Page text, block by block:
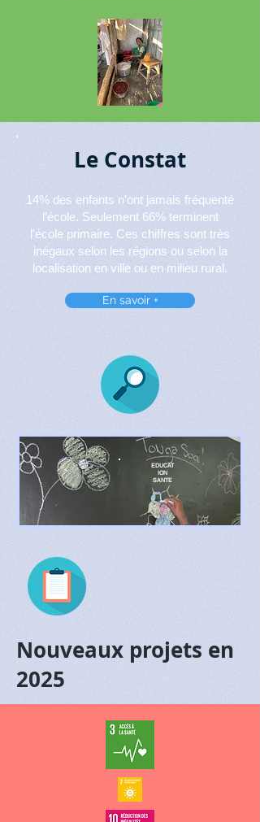
Le Constat
14% des enfants n’ont jamais fréquenté
l’école. Seulement 66% terminent
l'école primaire. Ces chiffres sont très
inégaux selon les régions ou selon la
localisation en ville ou en milieu rural.
En savoir +
EDUCAT
ION
SANTE
Nouveaux projets en
2025